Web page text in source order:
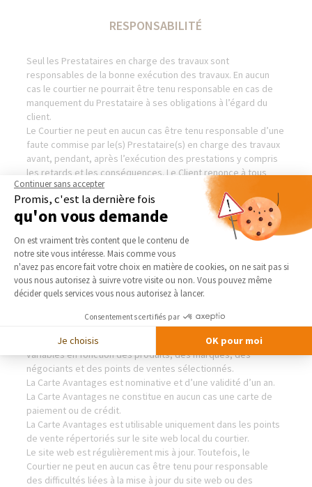
RESPONSABILITÉ
Seul les Prestataires en charge des travaux sont
responsables de la bonne exécution des travaux. En aucun
cas le courtier ne pourrait être tenu responsable en cas de
manquement du Prestataire à ses obligations à l’égard du
client.
Le Courtier ne peut en aucun cas être tenu responsable d’une
faute commise par le(s) Prestataire(s) en charge des travaux
avant, pendant, après l’exécution des prestations y compris
les retards et les conséquences. Le Client renonce à tous
recours à l’encontre du Courtier.
CARTES AVANTAGES
Le Courtier propose au Client la Carte Avantages de La Maison
Des Travaux lui permettant de bénéficier de tarifs spécifiques
chez des fabricants, négociants en matériaux et prestataires
habitat, partenaires du Réseau La Maison Des Travaux.
Les partenaires référencés accordant ces tarifs spécifiques
sur les produits de leur catalogue sont seuls responsables
des niveaux de remises accordées. Les remises sont
variables en fonction des produits, des marques, des
négociants et des points de ventes sélectionnés.
La Carte Avantages est nominative et d’une validité d’un an.
La Carte Avantages ne constitue en aucun cas une carte de
paiement ou de crédit.
La Carte Avantages est utilisable uniquement dans les points
de vente répertoriés sur le site web local du courtier.
Le site web est régulièrement mis à jour. Toutefois, le
Courtier ne peut en aucun cas être tenu pour responsable
des difficultés liées à la mise à jour du site web ou des
Continuer sans accepter
Promis, c'est la dernière fois
qu'on vous demande
Plateforme de Gestion du
On est vraiment très content que le contenu de
notre site vous intéresse. Mais comme vous
n'avez pas encore fait votre choix en matière de cookies, on ne sait pas si
vous nous autorisez à suivre votre visite ou non. Vous pouvez même
décider quels services vous nous autorisez à lancer.
Consentements certifiés par
Je choisis OK pour moi
Axeptio consent